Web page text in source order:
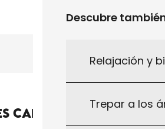
Descubre
Relajación y
Trepar a los
Calpres